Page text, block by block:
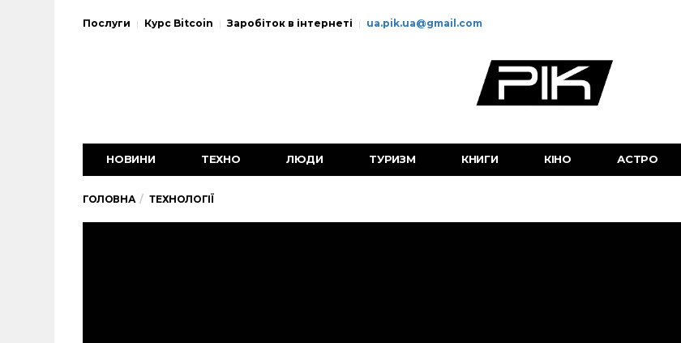
Послуги Курс Bitcoin Заробіток в інтернеті ua.pik.ua@gmail.com
НОВИНИ ТЕХНО ЛЮДИ ТУРИЗМ КНИГИ КІНО АСТРО
ГОЛОВНА ТЕХНОЛОГІЇ